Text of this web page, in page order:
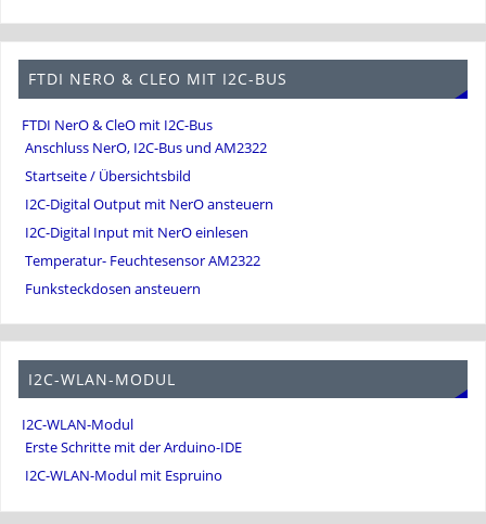
FTDI NERO & CLEO MIT I2C-BUS
FTDI NerO & CleO mit I2C-Bus
Anschluss NerO, I2C-Bus und AM2322
Startseite / Übersichtsbild
I2C-Digital Output mit NerO ansteuern
I2C-Digital Input mit NerO einlesen
Temperatur- Feuchtesensor AM2322
Funksteckdosen ansteuern
I2C-WLAN-MODUL
I2C-WLAN-Modul
Erste Schritte mit der Arduino-IDE
I2C-WLAN-Modul mit Espruino